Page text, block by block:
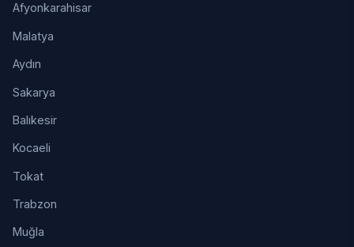
Afyonkarahisar
Malatya
Aydın
Sakarya
Balıkesir
Kocaeli
Tokat
Trabzon
Muğla